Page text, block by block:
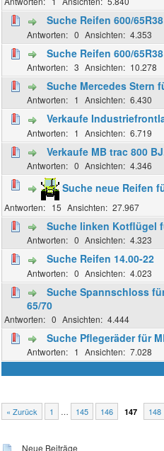
Suche Reifen 600/65R38
0 4.353
Suche Reifen 600/
3 10.278
Suche Mercedes Stern
1 6.430
Verkaufe
1 6.719
Verkaufe MB trac 800
0 4.346
Suche neue Reifen
15 27.967
Suche linken Kotflügel
0 4.323
Suche Reifen 14.00-22
0 4.023
Suche Spannschloss
65/70
0 4.444
Suche Pflegeräder für
1 7.028
« Zurück 1 … 145 146 147 148
Neue Beiträge